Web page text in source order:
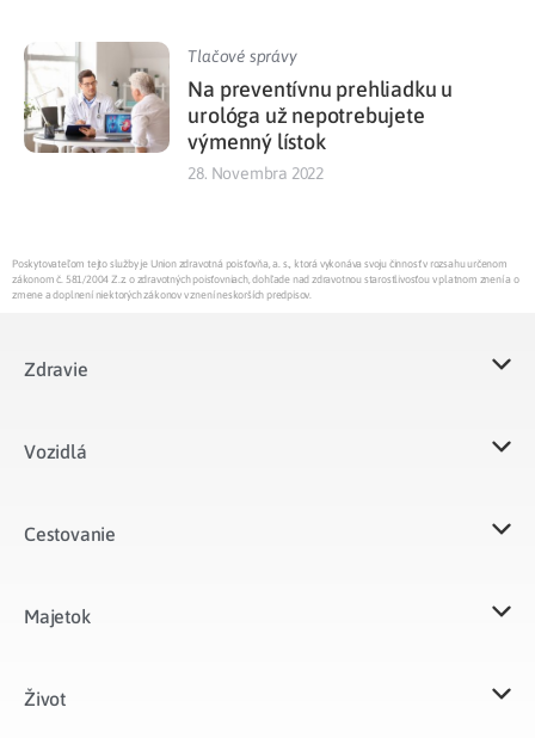
Tlačové správy
Na preventívnu prehliadku u
urológa už nepotrebujete
výmenný lístok
28. Novembra 2022
Poskytovateľom tejto služby je Union zdravotná poisťovňa, a. s., ktorá vykonáva svoju činnosť v rozsahu určenom
zákonom č. 581/2004 Z.z. o zdravotných poisťovniach, dohľade nad zdravotnou starostlivosťou v platnom znení a o
zmene a doplnení niektorých zákonov v znení neskorších predpisov.
Zdravie
Vozidlá​
Cestovanie
Majetok​
Život​